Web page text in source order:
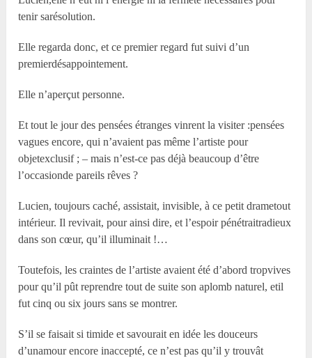
tenir sarésolution.
Elle regarda donc, et ce premier regard fut suivi d’un
premierdésappointement.
Elle n’aperçut personne.
Et tout le jour des pensées étranges vinrent la visiter :pensées
vagues encore, qui n’avaient pas même l’artiste pour
objetexclusif ; – mais n’est-ce pas déjà beaucoup d’être
l’occasionde pareils rêves ?
Lucien, toujours caché, assistait, invisible, à ce petit drametout
intérieur. Il revivait, pour ainsi dire, et l’espoir pénétraitradieux
dans son cœur, qu’il illuminait !…
Toutefois, les craintes de l’artiste avaient été d’abord tropvives
pour qu’il pût reprendre tout de suite son aplomb naturel, etil
fut cinq ou six jours sans se montrer.
S’il se faisait si timide et savourait en idée les douceurs
d’unamour encore inaccepté, ce n’est pas qu’il y trouvât